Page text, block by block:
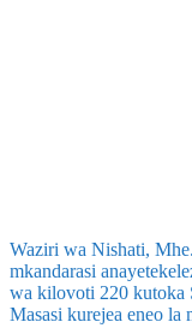
Waziri wa Nishati,
mkandarasi
wa kilovoti 220 kutoka
Masasi kurejea eneo la